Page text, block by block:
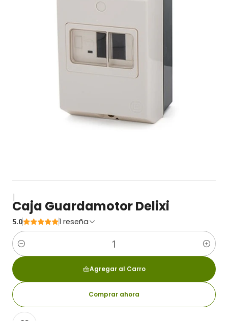
|
Caja Guardamotor Delixi
5.0 1 reseña
Cantidad
Agregar al Carro
Comprar ahora